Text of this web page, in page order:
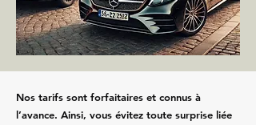
Nos tarifs sont forfaitaires et connus à
l’avance. Ainsi, vous évitez toute surprise liée